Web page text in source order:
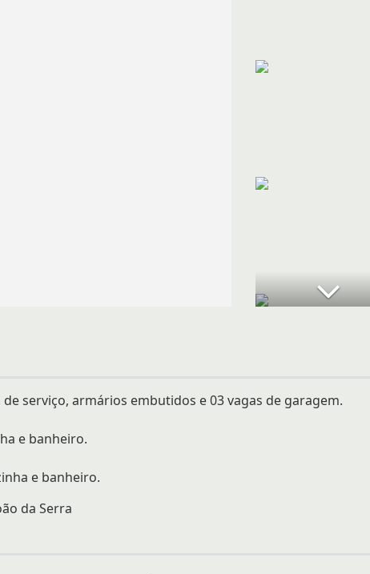
serviço, armários embutidos e 03 vagas de garagem.
e banheiro.
e banheiro.
da Serra